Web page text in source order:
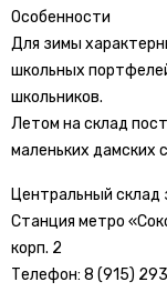
Особенности
Для зимы
школьных
школьников.
Летом на склад
маленьких дамских
Центральный
Станция метро
корп. 2
Телефон: 8 (915)